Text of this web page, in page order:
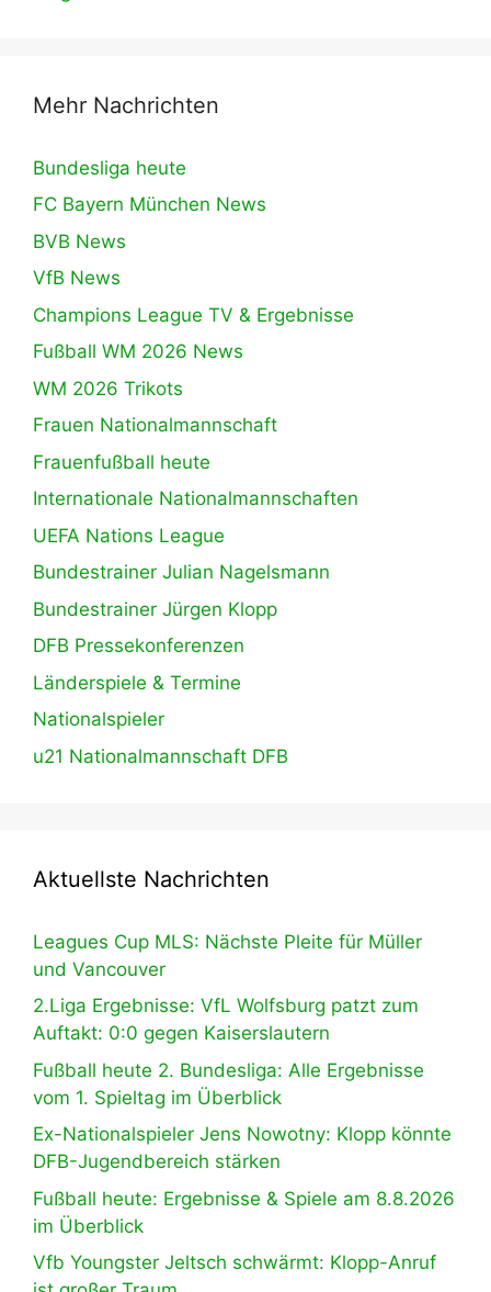
Mehr Nachrichten
Bundesliga heute
FC Bayern München News
BVB News
VfB News
Champions League TV & Ergebnisse
Fußball WM 2026 News
WM 2026 Trikots
Frauen Nationalmannschaft
Frauenfußball heute
Internationale Nationalmannschaften
UEFA Nations League
Bundestrainer Julian Nagelsmann
Bundestrainer Jürgen Klopp
DFB Pressekonferenzen
Länderspiele & Termine
Nationalspieler
u21 Nationalmannschaft DFB
Aktuellste Nachrichten
Leagues Cup MLS: Nächste Pleite für Müller
und Vancouver
2.Liga Ergebnisse: VfL Wolfsburg patzt zum
Auftakt: 0:0 gegen Kaiserslautern
Fußball heute 2. Bundesliga: Alle Ergebnisse
vom 1. Spieltag im Überblick
Ex-Nationalspieler Jens Nowotny: Klopp könnte
DFB-Jugendbereich stärken
Fußball heute: Ergebnisse & Spiele am 8.8.2026
im Überblick
Vfb Youngster Jeltsch schwärmt: Klopp-Anruf